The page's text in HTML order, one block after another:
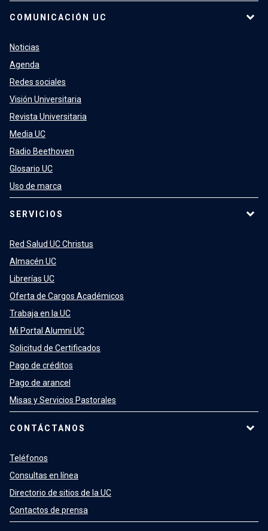
COMUNICACIÓN UC
Noticias
Agenda
Redes sociales
Visión Universitaria
Revista Universitaria
Media UC
Radio Beethoven
Glosario UC
Uso de marca
SERVICIOS
Red Salud UC Christus
Almacén UC
Librerías UC
Oferta de Cargos Académicos
Trabaja en la UC
Mi Portal Alumni UC
Solicitud de Certificados
Pago de créditos
Pago de arancel
Misas y Servicios Pastorales
CONTÁCTANOS
Teléfonos
Consultas en línea
Directorio de sitios de la UC
Contactos de prensa